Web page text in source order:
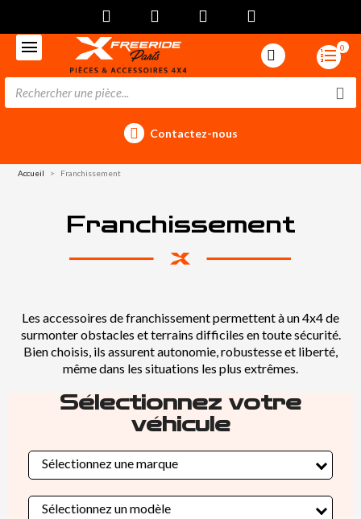
0
Contactez-nous
Accueil Franchissement
Franchissement
Les accessoires de franchissement permettent à un 4x4 de
surmonter obstacles et terrains difficiles en toute sécurité.
Bien choisis, ils assurent autonomie, robustesse et liberté,
même dans les situations les plus extrêmes.
Sélectionnez votre
véhicule
Sélectionnez une marque
Sélectionnez un modèle